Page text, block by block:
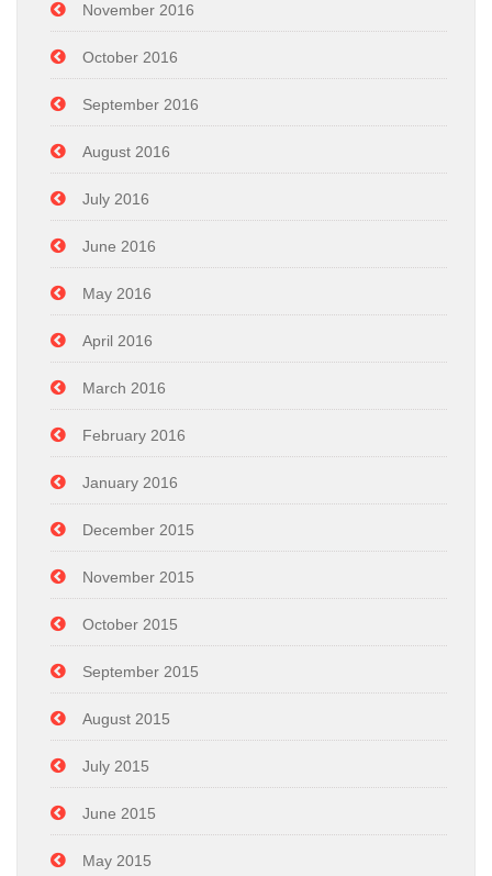
November 2016
October 2016
September 2016
August 2016
July 2016
June 2016
May 2016
April 2016
March 2016
February 2016
January 2016
December 2015
November 2015
October 2015
September 2015
August 2015
July 2015
June 2015
May 2015